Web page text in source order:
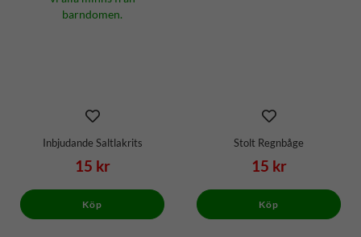
Inbjudande Saltlakrits
15 kr
Köp
Stolt Regnbåge
15 kr
Köp